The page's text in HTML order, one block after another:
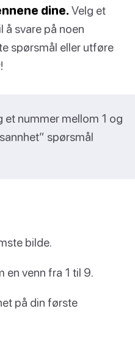
dine. Velg et
å svare på noen
spørsmål eller utføre
et nummer mellom 1 og
spørsmål
bilde.
en venn fra 1 til 9.
på din første